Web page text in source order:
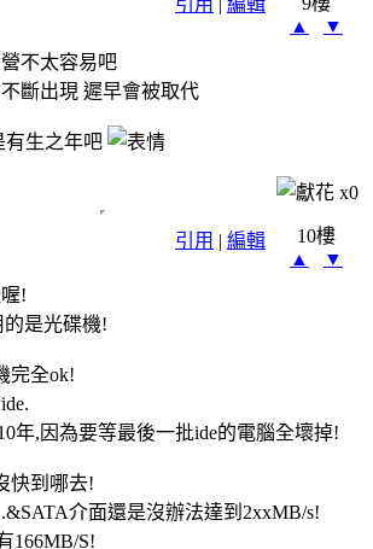
▲
▼
不太容易吧
斷出現 遲早會被取代
有生之年吧
x0
引用 | 編輯
10樓
▲
▼
!
的是光碟機!
完全ok!
年,因為要等最後一批ide的電腦全壞掉!
快到哪去!
介面還是沒辦法達到2xxMB/s!
166MB/S!